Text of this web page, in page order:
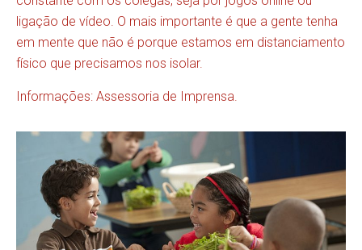
ligação de vídeo. O mais importante é que a gente tenha
em mente que não é porque estamos em distanciamento
físico que precisamos nos isolar.
Informações: Assessoria de Imprensa.